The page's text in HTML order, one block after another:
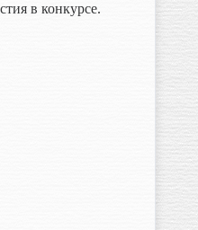
в конкурсе.